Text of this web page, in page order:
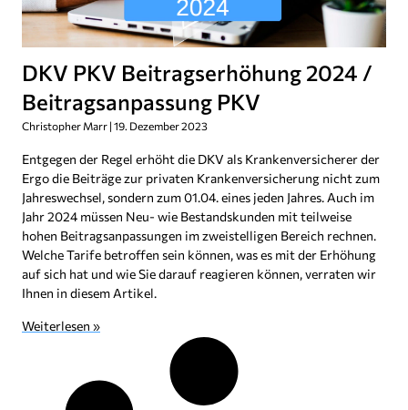
DKV PKV Beitragserhöhung 2024 /
Beitragsanpassung PKV
Christopher Marr 19. Dezember 2023
Entgegen der Regel erhöht die DKV als Krankenversicherer der
Ergo die Beiträge zur privaten Krankenversicherung nicht zum
Jahreswechsel, sondern zum 01.04. eines jeden Jahres. Auch im
Jahr 2024 müssen Neu- wie Bestandskunden mit teilweise
hohen Beitragsanpassungen im zweistelligen Bereich rechnen.
Welche Tarife betroffen sein können, was es mit der Erhöhung
auf sich hat und wie Sie darauf reagieren können, verraten wir
Ihnen in diesem Artikel.
Weiterlesen »